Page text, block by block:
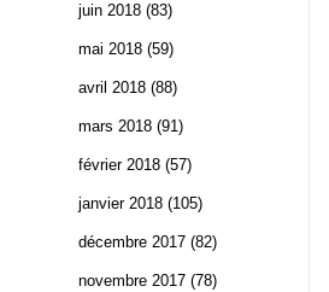
juin 2018 (83)
mai 2018 (59)
avril 2018 (88)
mars 2018 (91)
février 2018 (57)
janvier 2018 (105)
décembre 2017 (82)
novembre 2017 (78)